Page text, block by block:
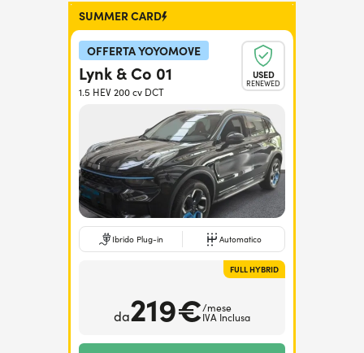
SUMMER CARD
OFFERTA YOYOMOVE
USED
RENEWED
Lynk & Co 01
1.5 HEV 200 cv DCT
Ibrido Plug-in Automatico
FULL HYBRID
da219€/mese
IVA Inclusa